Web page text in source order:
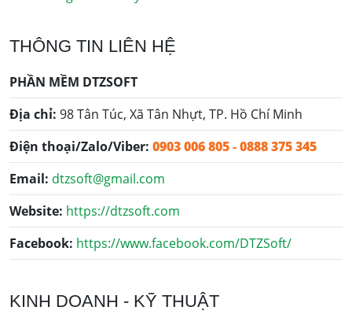
THÔNG TIN LIÊN HỆ
PHẦN MỀM DTZSOFT
Địa chỉ: 98 Tân Túc, Xã Tân Nhựt, TP. Hồ Chí Minh
Điện thoại/Zalo/Viber: 0903 006 805-0888 375 345
Email: dtzsoft@gmail.com
Website: https://dtzsoft.com
Facebook: https://www.facebook.com/DTZSoft/
KINH DOANH - KỸ THUẬT